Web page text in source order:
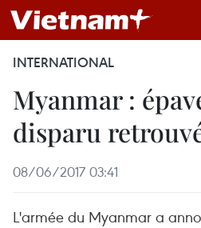
INTERNATIONAL
Myanmar :
disparu
08/06/2017 03:41
L'armée du Myanmar a